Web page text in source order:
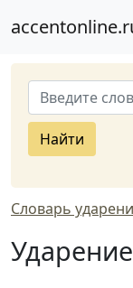
Найти
Словарь